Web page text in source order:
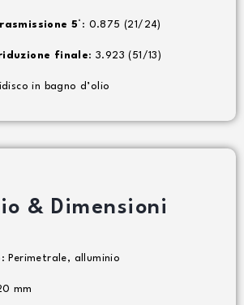
5° : 0.875 (21/24)
finale: 3.923 (51/13)
in bagno d’olio
& Dimensioni
: Perimetrale, alluminio
mm